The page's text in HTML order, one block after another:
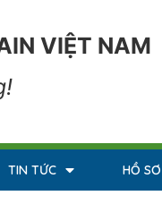
VIỆT NAM
TIN TỨC HỒ